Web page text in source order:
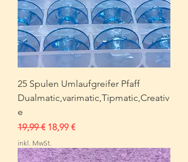
25 Spulen Umlaufgreifer Pfaff
Dualmatic,varimatic,Tipmatic,Creativ
e
Standardpreis
19,99 € Sale-Preis
18,99 €
inkl. MwSt.